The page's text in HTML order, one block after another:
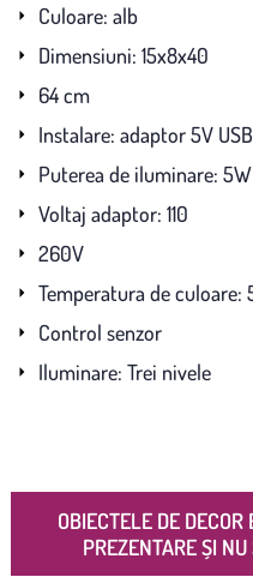
Culoare: alb
Dimensiuni: 15x8x40
64 cm
Instalare: adaptor 5V
Puterea de iluminare: 5W
Voltaj adaptor: 110
260V
Temperatura de culoare:
Control senzor
Iluminare: Trei nivele
OBIECTELE DE
PREZENTARE ȘI